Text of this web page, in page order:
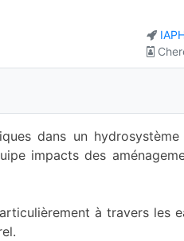
dans un
impacts des
à travers les